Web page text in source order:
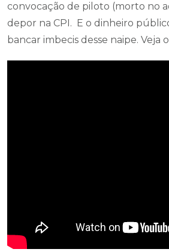
convocação de piloto (morto no
depor na CPI. E o dinheiro
bancar imbecis desse naipe. Veja